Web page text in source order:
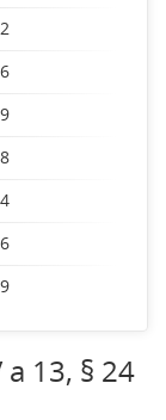
a 13, § 24